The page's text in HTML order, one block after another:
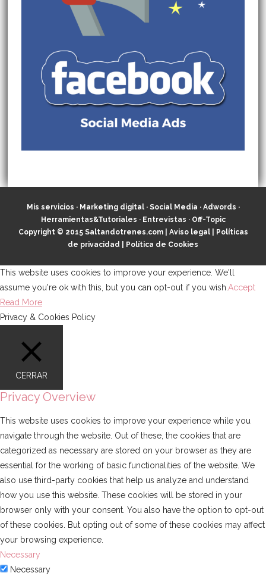
Mis servicios · Marketing digital· Social Media · Adwords ·
Herramientas&Tutoriales · Entrevistas · Off-Topic
Copyright © 2015 Saltandotrenes.com| Aviso legal|
Políticas
de privacidad
Política de Cookies
This website uses cookies to improve your experience. We'll
assume you're ok with this, but you can opt-out if you wish. Accept
Read More
Privacy & Cookies Policy
CERRAR
Privacy Overview
This website uses cookies to improve your experience while you
navigate through the website. Out of these, the cookies that are
categorized as necessary are stored on your browser as they are
essential for the working of basic functionalities of the website. We
also use third-party cookies that help us analyze and understand
how you use this website. These cookies will be stored in your
browser only with your consent. You also have the option to opt-out
of these cookies. But opting out of some of these cookies may affect
your browsing experience.
Necessary
Necessary